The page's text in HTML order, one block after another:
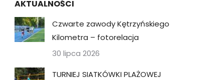
AKTUALNOŚCI
Czwarte zawody Kętrzyńskiego
Kilometra – fotorelacja
30 lipca 2026
TURNIEJ SIATKÓWKI PLAŻOWEJ